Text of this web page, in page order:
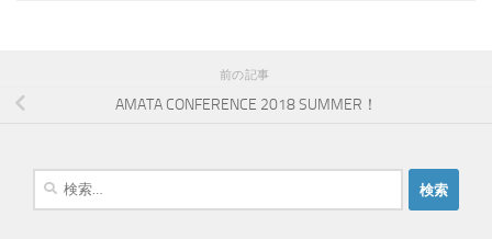
前の記事
AMATA CONFERENCE 2018 SUMMER！
検